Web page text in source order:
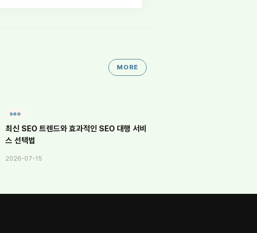
MORE
seo
최신 SEO 트렌드와 효과적인 SEO 대행 서비
스 선택법
2026-07-15